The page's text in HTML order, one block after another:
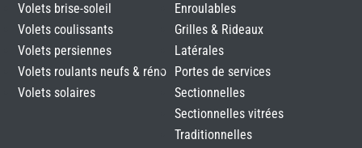
Volets brise-soleil
Volets coulissants
Volets persiennes
Volets roulants neufs & réno
Volets solaires
Enroulables
Grilles & Rideaux
Latérales
Portes de services
Sectionnelles
Sectionnelles vitrées
Traditionnelles